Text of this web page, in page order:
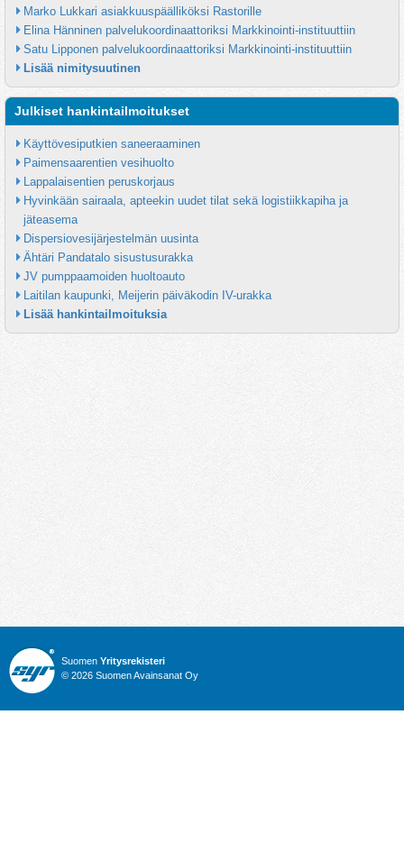
Marko Lukkari asiakkuuspäälliköksi Rastorille
Elina Hänninen palvelukoordinaattoriksi Markkinointi-instituuttiin
Satu Lipponen palvelukoordinaattoriksi Markkinointi-instituuttiin
Lisää nimitysuutinen
Julkiset hankintailmoitukset
Käyttövesiputkien saneeraaminen
Paimensaarentien vesihuolto
Lappalaisentien peruskorjaus
Hyvinkään sairaala, apteekin uudet tilat sekä logistiikkapiha ja
jäteasema
Dispersiovesijärjestelmän uusinta
Ähtäri Pandatalo sisustusurakka
JV pumppaamoiden huoltoauto
Laitilan kaupunki, Meijerin päiväkodin IV-urakka
Lisää hankintailmoituksia
Suomen Yritysrekisteri
© 2026 Suomen Avainsanat Oy